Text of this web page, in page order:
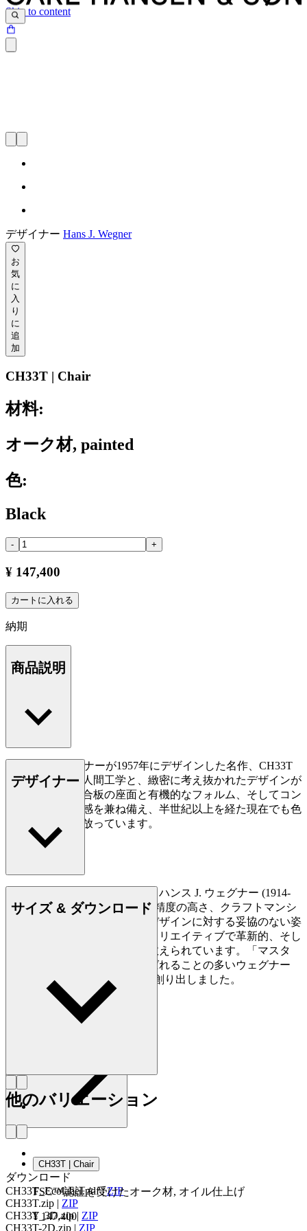
Skip to content
デザイナー Hans J. Wegner
お
気
に
入
り
に
追
加
CH33T | Chair
材料:
オーク材, painted
色:
Black
- +
¥ 147,400
カートに入れる
納期
商品説明
ハンス J. ウェグナーが1957年にデザインした名作、CH33T
チェア。優れた人間工学と、緻密に考え抜かれたデザインが
特徴です。成形合板の座面と有機的なフォルム、そしてコン
パクトなサイズ感を兼ね備え、半世紀以上を経た現在でも色
褪せない魅力を放っています。
デザイナー
デンマークの家具デザイナー、ハンス J. ウェグナー (1914-
2007) は、家具づくりにおける精度の高さ、クラフトマンシ
ップに対する優れた洞察力、デザインに対する妥協のない姿
勢で知られており、史上最もクリエイティブで革新的、そし
て多作なデザイナーの一人に数えられています。「マスタ
ー・オブ・ザ・チェア」と呼ばれることの多いウェグナー
は、生涯で約500点もの椅子を創り出しました。
詳しく見る Hans J. Wegner
サイズ & ダウンロード
ダウンロード
CH33T_Ecolabel.pdf|ZIP
CH33T.zip | ZIP
CH33T_3D.zip| ZIP
CH33T-2D.zip | ZIP
他のバリエーション
CH33T | Chair
FSC™認証を受けたオーク材, オイル仕上げ
¥ 147,400